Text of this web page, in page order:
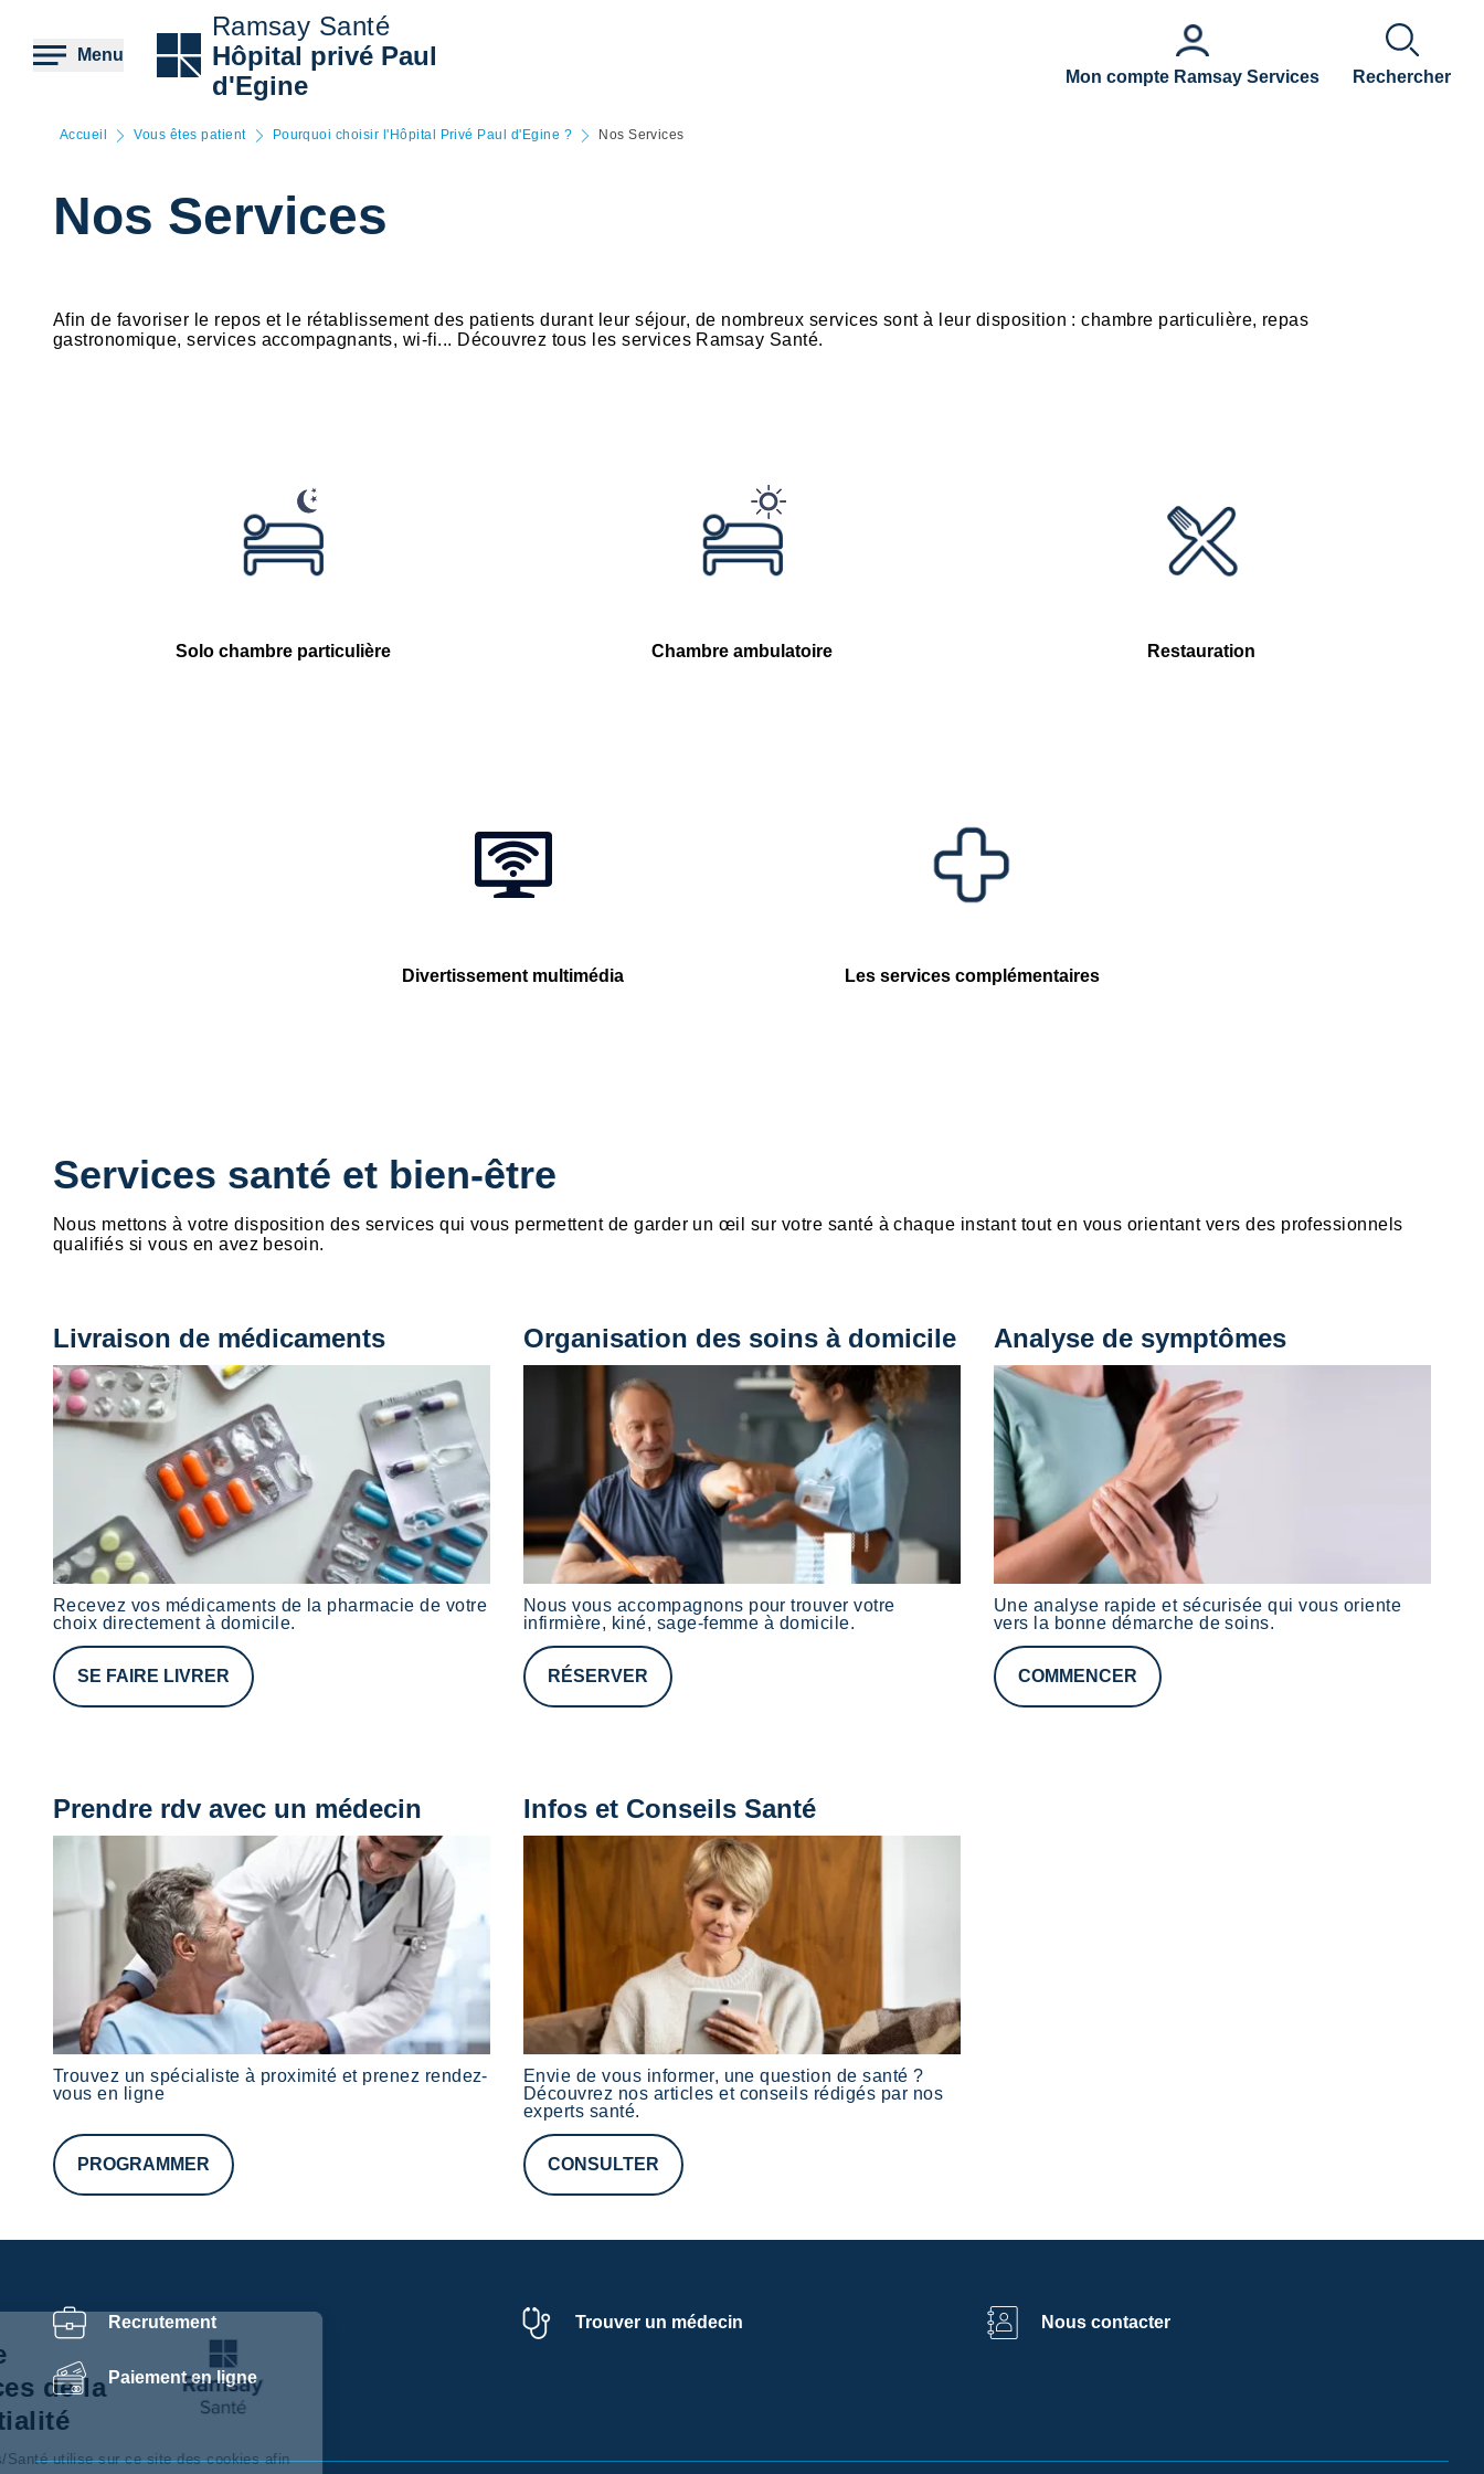
contenu
principal
Menu
Ramsay Santé
Hôpital privé Paul
d'Egine
Mon compte Ramsay Services Rechercher
Accueil Vous êtes patient Pourquoi choisir l'Hôpital Privé Paul d'Egine ? Nos Services
Nos Services
Afin de favoriser le repos et le rétablissement des patients durant leur séjour, de nombreux services sont à leur disposition : chambre particulière, repas
gastronomique, services accompagnants, wi-fi... Découvrez tous les services Ramsay Santé.
Solo chambre particulière Chambre ambulatoire Restauration
Divertissement multimédia Les services complémentaires
Services santé et bien-être
Nous mettons à votre disposition des services qui vous permettent de garder un œil sur votre santé à chaque instant tout en vous orientant vers des professionnels
qualifiés si vous en avez besoin.
Livraison de médicaments
Recevez vos médicaments de la pharmacie de votre
choix directement à domicile.
SE FAIRE LIVRER
Organisation des soins à domicile
Nous vous accompagnons pour trouver votre
infirmière, kiné, sage-femme à domicile.
RÉSERVER
Analyse de symptômes
Une analyse rapide et sécurisée qui vous oriente
vers la bonne démarche de soins.
COMMENCER
Prendre rdv avec un médecin
Trouvez un spécialiste à proximité et prenez rendez-
vous en ligne
PROGRAMMER
Infos et Conseils Santé
Envie de vous informer, une question de santé ?
Découvrez nos articleset conseils rédigés par nos
experts santé.
CONSULTER
Recrutement Trouver un médecin Nous contacter
Paiement en ligne
Centre de
préférences de la
confidentialité
Ramsay Services/Santé utilise sur ce site des cookies afin